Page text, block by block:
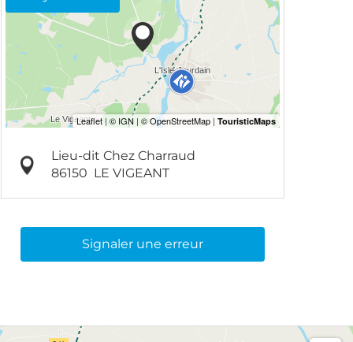
Lieu-dit Chez Charraud
86150 LE VIGEANT
Signaler une erreur